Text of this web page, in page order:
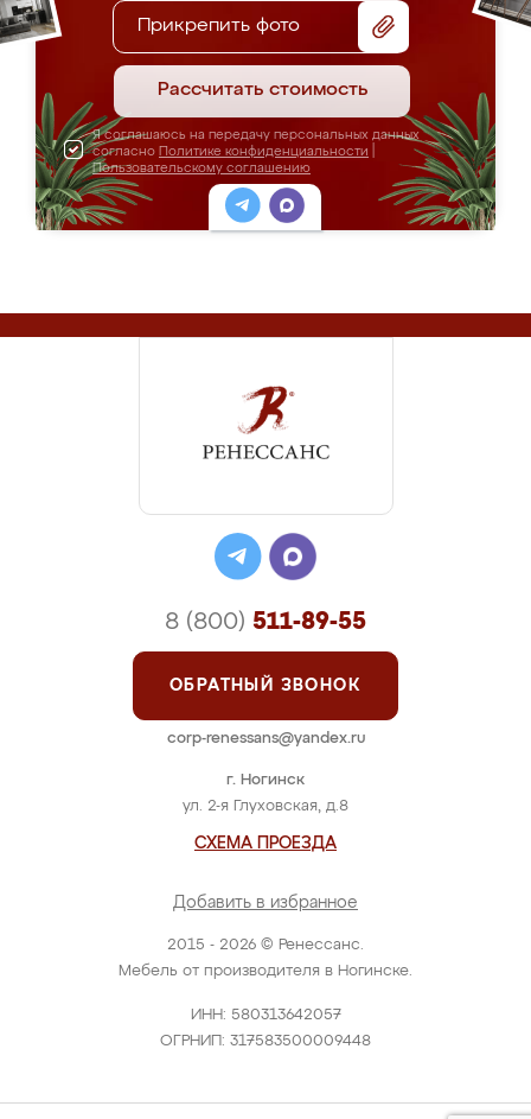
Прикрепить фото
Рассчитать стоимость
Я соглашаюсь на передачу персональных данных
согласно Политике конфиденциальности
Пользовательскому соглашению
2015 - 2026 © Ренессанс.
Мебель от производителя в Ногинске.
ИНН: 580313642057
ОГРНИП: 317583500009448
г. Ногинск
ул. 2-я Глуховская, д.8
СХЕМА ПРОЕЗДА
Добавить в избранное
8 (800) 511-89-55
ОБРАТНЫЙ ЗВОНОК
corp-renessans@yandex.ru